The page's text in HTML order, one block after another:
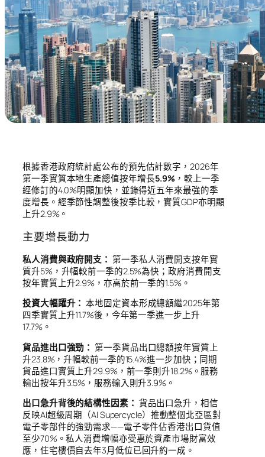
根據香港政府統計處公布的預先估計數字，2026年
第一季實質本地生產總值按年增長5.9% ，較上一季
經修訂的4.0%明顯加快，並錄得近五年來最強的季
度增長。經季節性調整後按季比較，實質GDP亦明顯
上升2.9%。
主要增長動力
私人消費與政府開支： 第一季私人消費開支按年實
質升5%，升幅較前一季的2.5%為快；政府消費開支
按年實質上升2.9%，亦高於前一季的1.5%。
投資大幅躍升： 本地固定資本形成總額繼2025年第
四季實質上升11.7%後，今年第一季進一步上升
17.7%。
貨品進出口強勁： 第一季貨品出口總額按年實質上
升23.8%，升幅較前一季的15.4%進一步加快；同期
貨品進口實質上升29.9%，前一季則升18.2%。服務
輸出按年升3.5%，服務輸入則升3.9%。
出口急升背後的結構性因素： 貨品出口急升，相信
反映AI超級周期（AI Supercycle）推動整個北亞區對
電子零部件的強勁需求——電子零件佔香港出口貨值
至少70%。私人消費增幅亦受惠於資產市場財富效
應，住宅樓價自去年3月低位已回升約一成。